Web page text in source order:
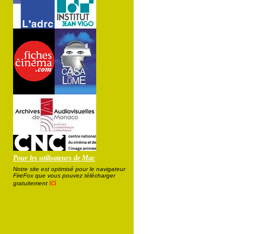
Pour les utilisateurs de Mac
Notre site est optimisé pour le navigateur
FireFox que vous pouvez télécharger
gratuitement ici